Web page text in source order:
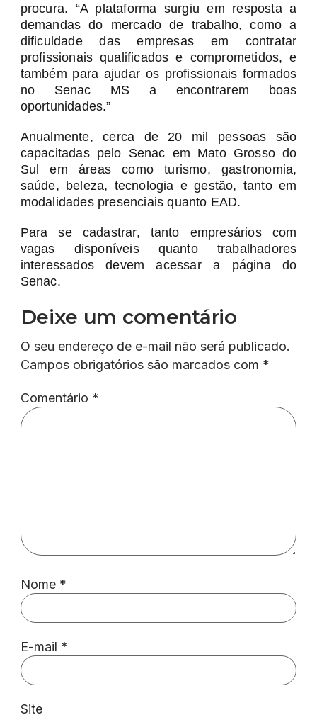
procura. “A plataforma surgiu em resposta a
demandas do mercado de trabalho, como a
dificuldade das empresas em contratar
profissionais qualificados e comprometidos, e
também para ajudar os profissionais formados
no Senac MS a encontrarem boas
oportunidades.”
Anualmente, cerca de 20 mil pessoas são
capacitadas pelo Senac em Mato Grosso do
Sul em áreas como turismo, gastronomia,
saúde, beleza, tecnologia e gestão, tanto em
modalidades presenciais quanto EAD.
Para se cadastrar, tanto empresários com
vagas disponíveis quanto trabalhadores
interessados devem acessar a página do
Senac.
Deixe um comentário
O seu endereço de e-mail não será publicado.
Campos obrigatórios são marcados com *
Comentário *
Nome *
E-mail *
Site